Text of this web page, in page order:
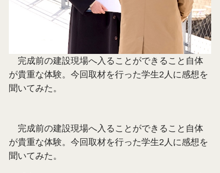
完成前の建設現場へ入ることができること自体
が貴重な体験。今回取材を行った学生2人に感想を
聞いてみた。
完成前の建設現場へ入ることができること自体
が貴重な体験。今回取材を行った学生2人に感想を
聞いてみた。